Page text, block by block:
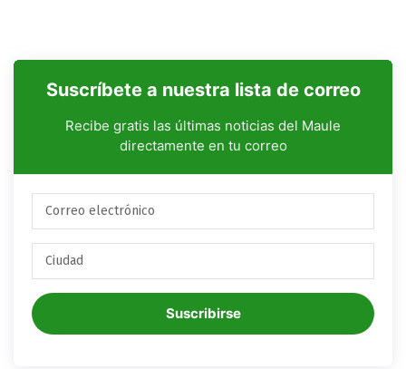
Suscríbete a nuestra lista de correo
Recibe gratis las últimas noticias del Maule
directamente en tu correo
Suscribirse